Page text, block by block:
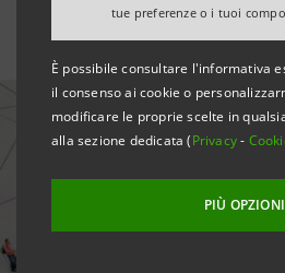
tue preferenze o i tuoi
È possibile consultare l'informativa
il consenso ai cookie o
modificare le proprie scelte in
alla sezione dedicata (Privacy-
PIÙ OPZIONI